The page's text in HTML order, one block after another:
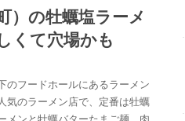
）の牡蠣塩ラーメ
くて穴場かも
のフードホールにあるラーメン
気のラーメン店で、定番は牡蠣